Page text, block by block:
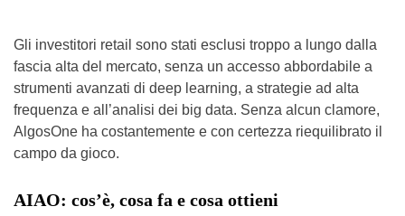
Gli investitori retail sono stati esclusi troppo a lungo dalla
fascia alta del mercato, senza un accesso abbordabile a
strumenti avanzati di deep learning, a strategie ad alta
frequenza e all’analisi dei big data. Senza alcun clamore,
AlgosOne ha costantemente e con certezza riequilibrato il
campo da gioco.
AIAO: cos’è, cosa fa e cosa ottieni